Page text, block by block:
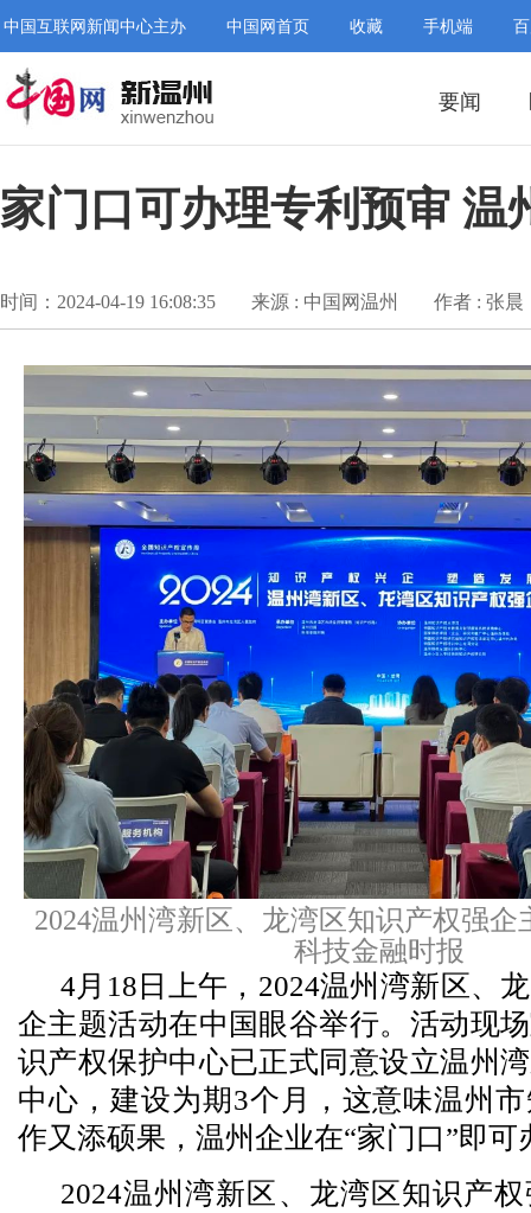
中国互联网新闻中心主办 中国网首页 收藏 手机端
要闻
家门口可办理专利预审 温
时间：2024-04-19 16:08:35 来源 : 中国网温州 作者 : 张晨
2024温州湾新区、龙湾区知识产权强企
科技金融时报
4月18日上午，2024温州湾新区、
企主题活动在中国眼谷举行。活动现
识产权保护中心已正式同意设立温州
中心，建设为期3个月，这意味温州
作又添硕果，温州企业在“家门口”即可
2024温州湾新区、龙湾区知识产